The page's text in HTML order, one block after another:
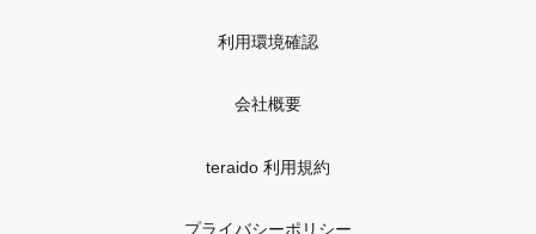
利用環境確認
会社概要
teraido 利用規約
プライバシーポリシー